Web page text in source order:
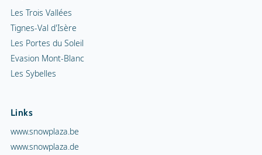
Les Trois Vallées
Tignes-Val d'Isère
Les Portes du Soleil
Evasion Mont-Blanc
Les Sybelles
Links
www.snowplaza.be
www.snowplaza.de